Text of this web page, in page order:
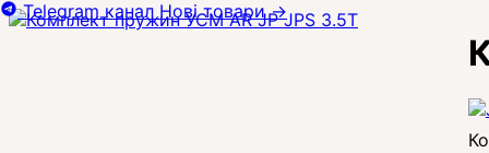
Telegram канал Нові товари→